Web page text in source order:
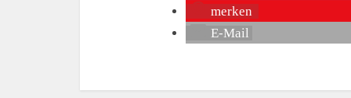
merken
E-Mail